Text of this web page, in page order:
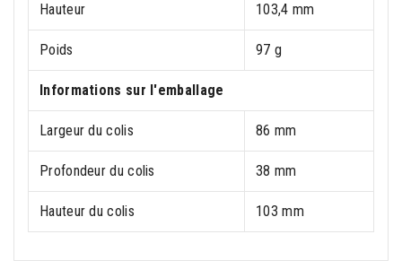
Hauteur 103,4 mm
Poids 97 g
Informations sur l'emballage
Largeur du colis 86 mm
Profondeur du colis 38 mm
Hauteur du colis 103 mm